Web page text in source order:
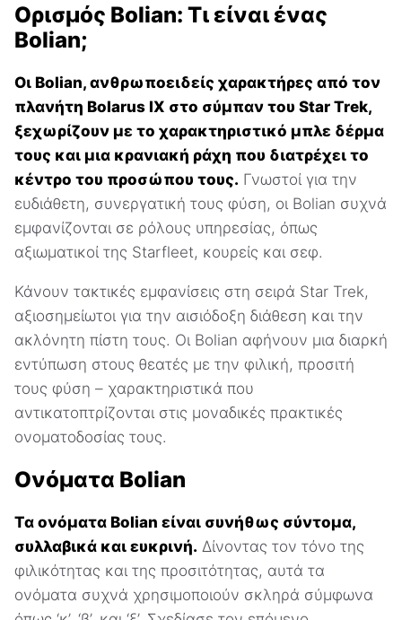
Ορισμός Bolian: Τι είναι ένας
Bolian;
Οι Bolian, ανθρωποειδείς χαρακτήρες από τον
πλανήτη Bolarus IX στο σύμπαν του Star Trek,
ξεχωρίζουν με το χαρακτηριστικό μπλε δέρμα
τους και μια κρανιακή ράχη που διατρέχει το
κέντρο του προσώπου τους. Γνωστοί για την
ευδιάθετη, συνεργατική τους φύση, οι Bolian συχνά
εμφανίζονται σε ρόλους υπηρεσίας, όπως
αξιωματικοί της Starfleet, κουρείς και σεφ.
Κάνουν τακτικές εμφανίσεις στη σειρά Star Trek,
αξιοσημείωτοι για την αισιόδοξη διάθεση και την
ακλόνητη πίστη τους. Οι Bolian αφήνουν μια διαρκή
εντύπωση στους θεατές με την φιλική, προσιτή
τους φύση – χαρακτηριστικά που
αντικατοπτρίζονται στις μοναδικές πρακτικές
ονοματοδοσίας τους.
Ονόματα Bolian
Τα ονόματα Bolian είναι συνήθως σύντομα,
συλλαβικά και ευκρινή. Δίνοντας τον τόνο της
φιλικότητας και της προσιτότητας, αυτά τα
ονόματα συχνά χρησιμοποιούν σκληρά σύμφωνα